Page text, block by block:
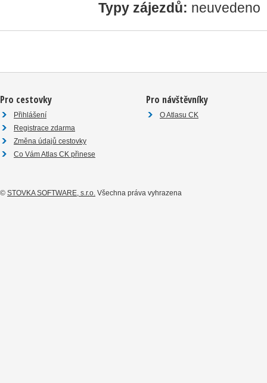
Typy zájezdů: neuvedeno
Pro cestovky
Přihlášení
Registrace zdarma
Změna údajů cestovky
Co Vám Atlas CK přinese
Pro návštěvníky
O Atlasu CK
© STOVKA SOFTWARE, s.r.o. Všechna práva vyhrazena